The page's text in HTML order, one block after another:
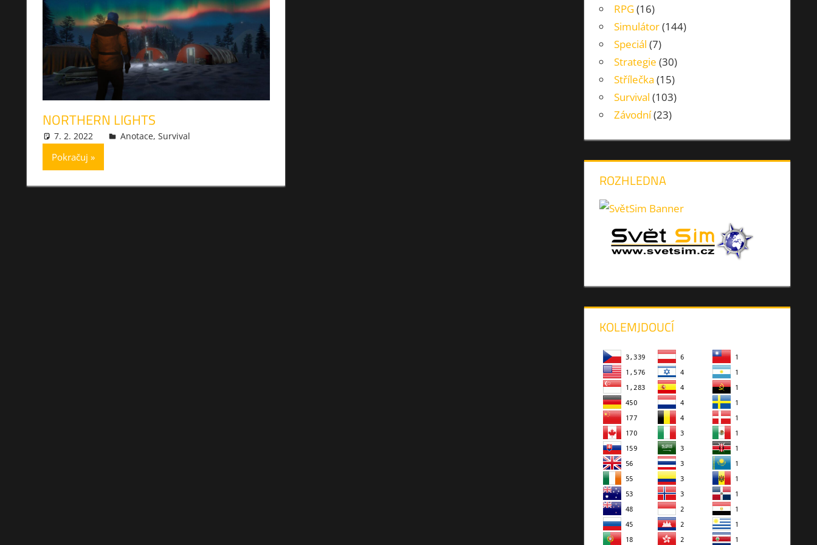
NORTHERN LIGHTS
7. 2. 2022 xmilek
Anotace, Survival
Pokračuj
RPG(16)
Simulátor(144)
Speciál (7)
Strategie (30)
Střílečka (15)
Survival (103)
Závodní(23)
ROZHLEDNA
KOLEMJDOUCÍ